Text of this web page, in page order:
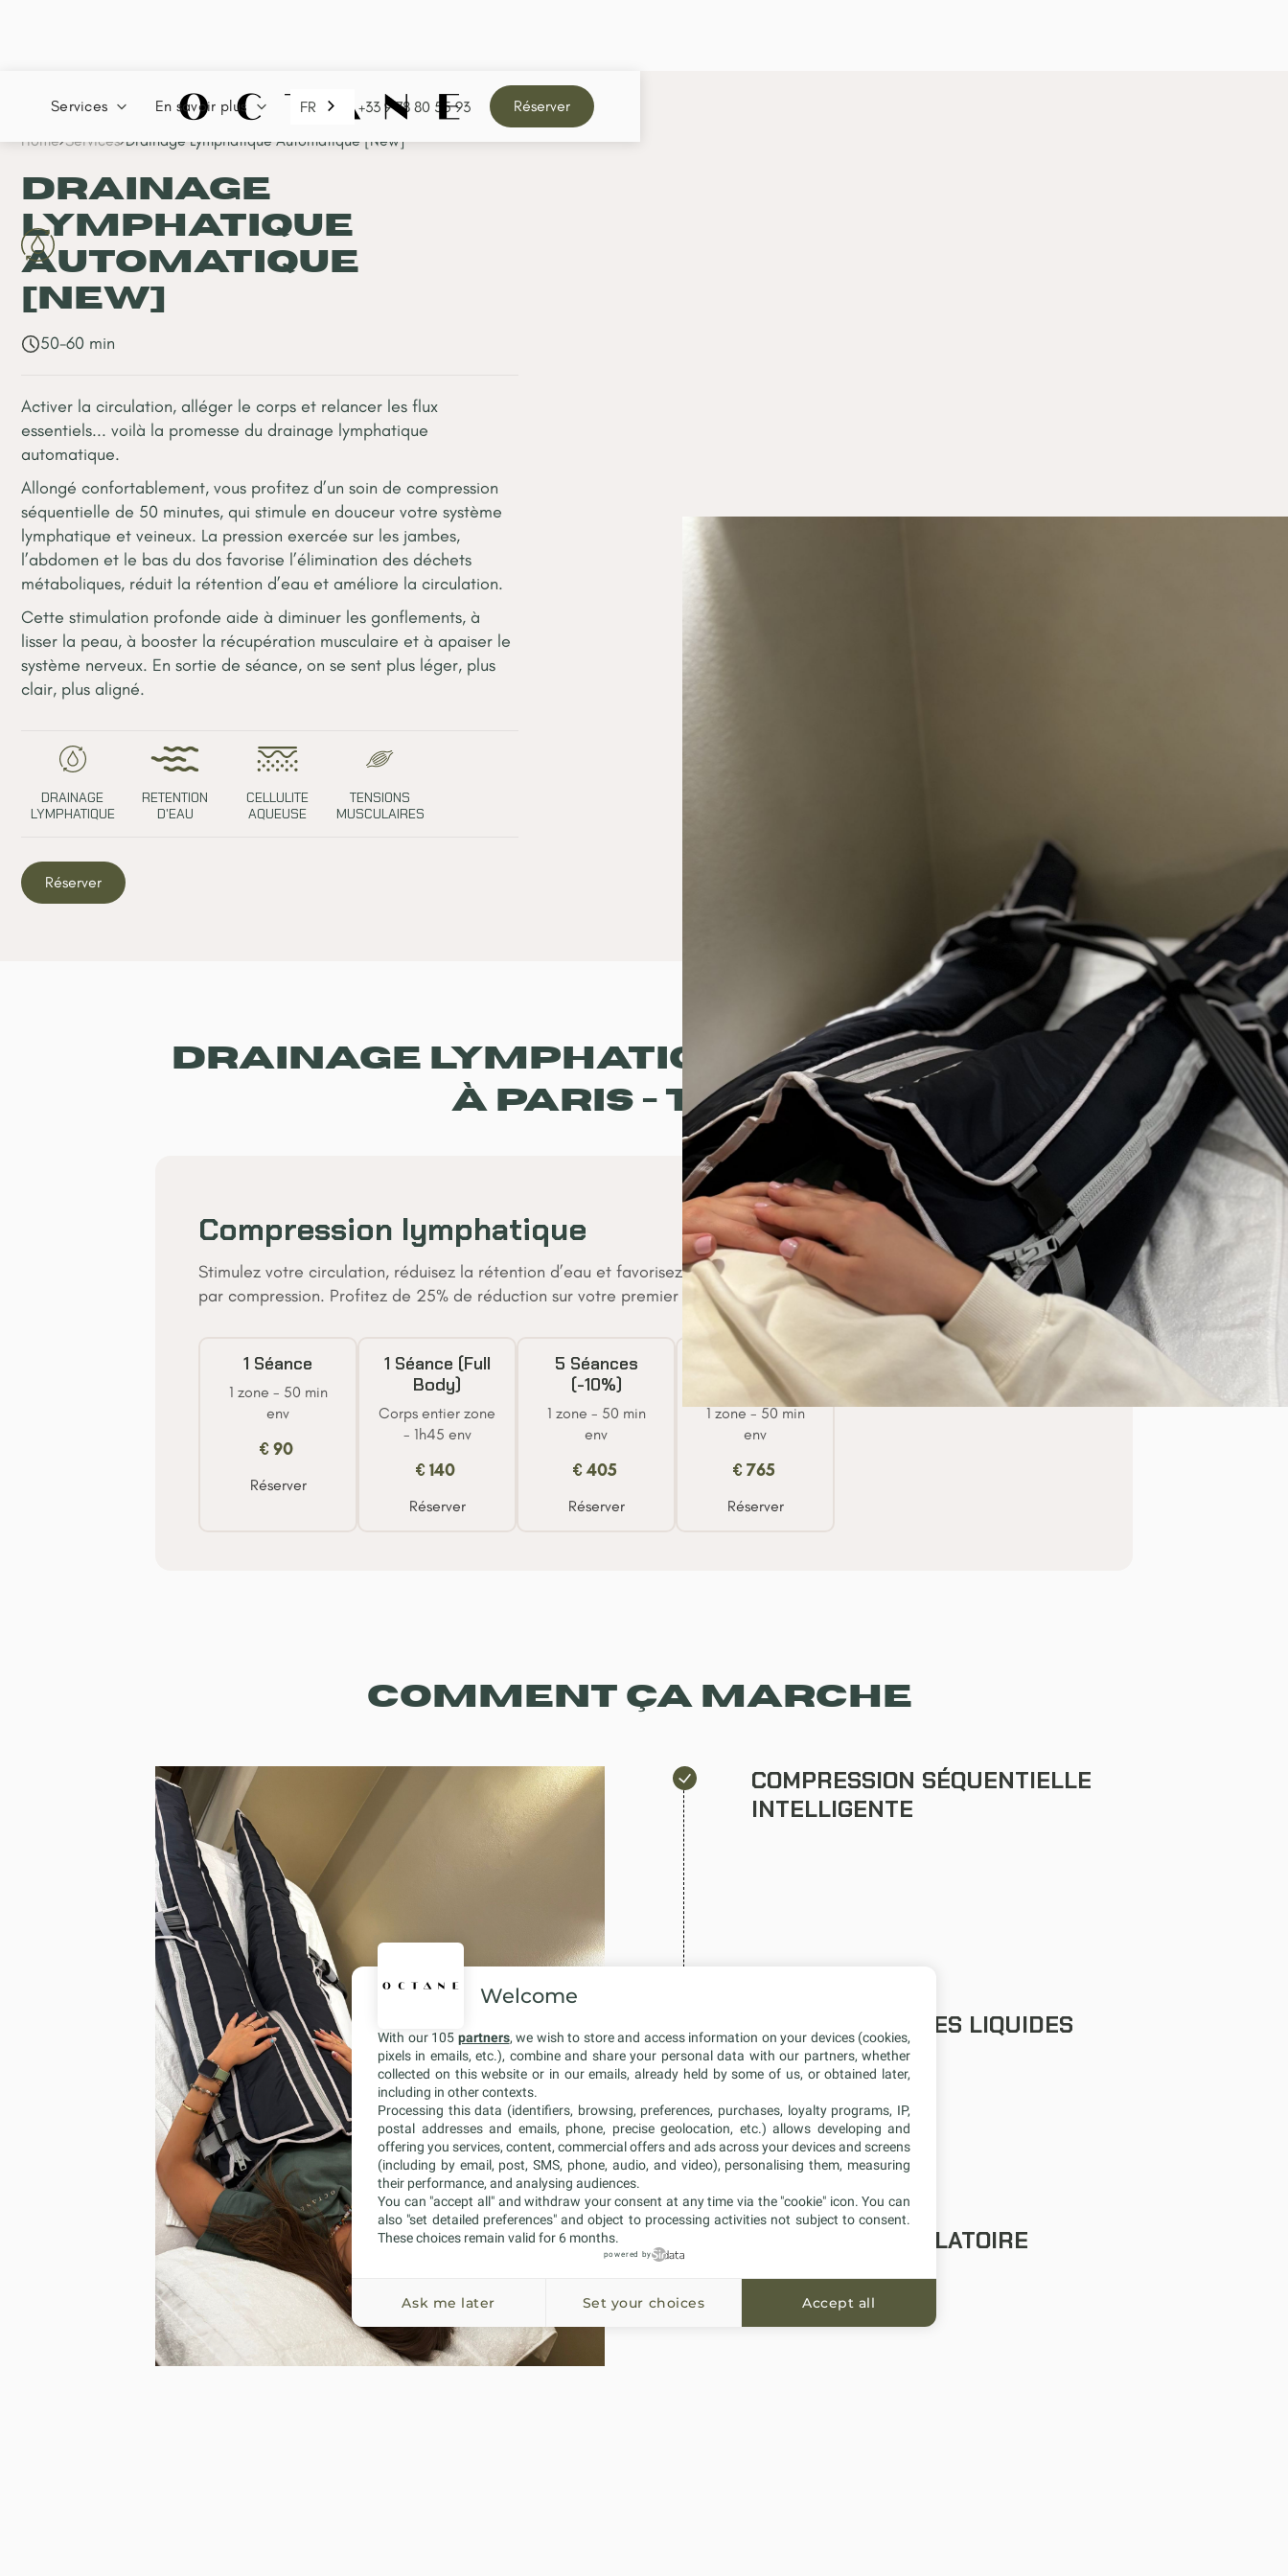
Services En savoir plus FR +33 9 78 80 55 93
Réserver
Home Services Drainage Lymphatique Automatique [New]
Drainage
Lymphatique
Automatique
[New]
50-60 min
Activer la circulation, alléger le corps et relancer les flux
essentiels... voilà la promesse du drainage lymphatique
automatique.
Allongé confortablement, vous profitez d’un soin de compression
séquentielle de 50 minutes, qui stimule en douceur votre système
lymphatique et veineux. La pression exercée sur les jambes,
l’abdomen et le bas du dos favorise l’élimination des déchets
métaboliques, réduit la rétention d’eau et améliore la circulation.
Cette stimulation profonde aide à diminuer les gonflements, à
lisser la peau, à booster la récupération musculaire et à apaiser le
système nerveux. En sortie de séance, on se sent plus léger, plus
clair, plus aligné.
DRAINAGE
LYMPHATIQUE
RETENTION
D'EAU
CELLULITE
AQUEUSE
TENSIONS
MUSCULAIRES
Réserver
Drainage lymphatique automatique
à Paris - Tarifs
Compression lymphatique
Stimulez votre circulation, réduisez la rétention d’eau et favorisez la récupération grâce à notre drainage lymphatique
par compression. Profitez de 25% de réduction sur votre premier drainage avec le code DRAINAGE25 !
1 Séance
1 zone - 50 min
env
€90
Réserver
1 Séance (Full
Body)
Corps entier zone
- 1h45 env
€140
Réserver
5 Séances
(-10%)
1 zone - 50 min
env
€405
Réserver
10 Séances
(-15%)
1 zone - 50 min
env
€765
Réserver
Comment ça marche
COMPRESSION SÉQUENTIELLE
INTELLIGENTE
MOBILISATION DES LIQUIDES
RELANCE CIRCULATOIRE
Welcome
With our 105 partners, we wish to store and access information on your devices (cookies,
pixels in emails, etc.), combine and share your personal data with our partners, whether
collected on this website or in our emails, already held by some of us, or obtained later,
including in other contexts.
Processing this data (identifiers, browsing, preferences, purchases, loyalty programs, IP,
postal addresses and emails, phone, precise geolocation, etc.) allows developing and
offering you services, content, commercial offers and ads across your devices and screens
(including by email, post, SMS, phone, audio, and video), personalising them, measuring
their performance, and analysing audiences.
You can "accept all" and withdraw your consent at any time via the "cookie" icon. You can
also "set detailed preferences" and object to processing activities not subject to consent.
These choices remain valid for 6 months.
powered by
Ask me later Set your choices Accept all